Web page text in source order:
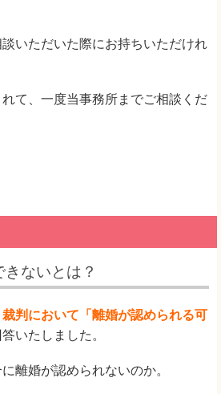
いただいた際にお持ちいただけれ
て、一度当事務所までご相談くだ
ないとは？
裁判において「離婚が認められる可
いたしました。
離婚が認められないのか。